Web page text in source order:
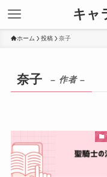
キャ
ホーム 投稿 奈子
奈子 – 作者 –